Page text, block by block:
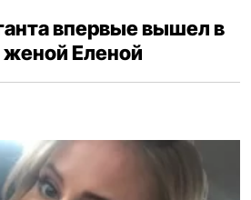
впервые вышел в
женой Еленой